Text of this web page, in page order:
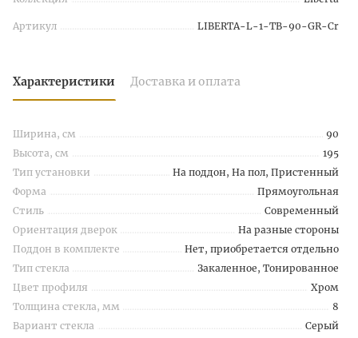
Артикул LIBERTA-L-1-TB-90-GR-Cr
Характеристики Доставка и оплата
Ширина, см
90
Высота, см
195
Тип установки
На поддон, На пол, Пристенный
Форма
Прямоугольная
Стиль
Современный
Ориентация дверок
На разные стороны
Поддон в комплекте
Нет, приобретается отдельно
Тип стекла
Закаленное, Тонированное
Цвет профиля
Хром
Толщина стекла, мм
8
Вариант стекла
Серый